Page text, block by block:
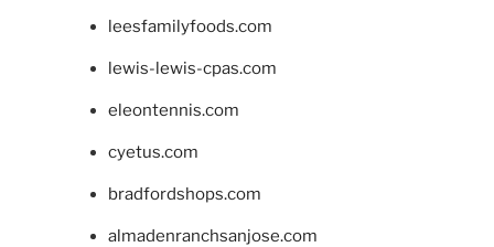
leesfamilyfoods.com
lewis-lewis-cpas.com
eleontennis.com
cyetus.com
bradfordshops.com
almadenranchsanjose.com